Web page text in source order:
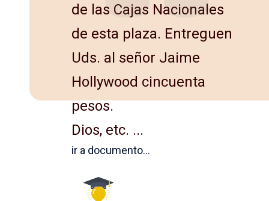
de las Cajas Nacionales
de esta plaza. Entreguen
Uds. al señor Jaime
Hollywood cincuenta
pesos.
Dios, etc. ...
ir a documento...